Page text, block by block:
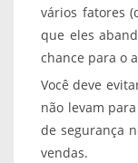
vários fatores
que eles
chance para o
Você deve
não levam
de segurança
vendas.